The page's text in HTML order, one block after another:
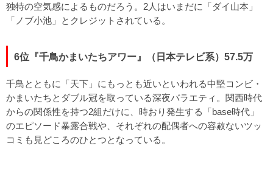
独特の空気感によるものだろう。2人はいまだに「ダイ山本」
「ノブ小池」とクレジットされている。
6位『千鳥かまいたちアワー』（日本テレビ系）57.5万
千鳥とともに「天下」にもっとも近いといわれる中堅コンビ・
かまいたちとダブル冠を取っている深夜バラエティ。関西時代
からの関係性を持つ2組だけに、時おり発生する「base時代」
のエピソード暴露合戦や、それぞれの配偶者への容赦ないツッ
コミも見どころのひとつとなっている。